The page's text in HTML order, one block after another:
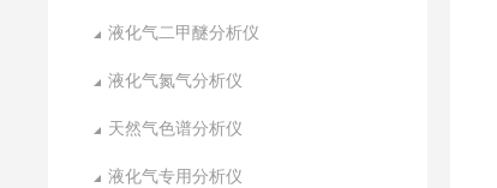
液化气二甲醚分析仪
液化气氮气分析仪
天然气色谱分析仪
液化气专用分析仪